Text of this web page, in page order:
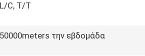
L/C, T/T
50000meters την εβδομάδα